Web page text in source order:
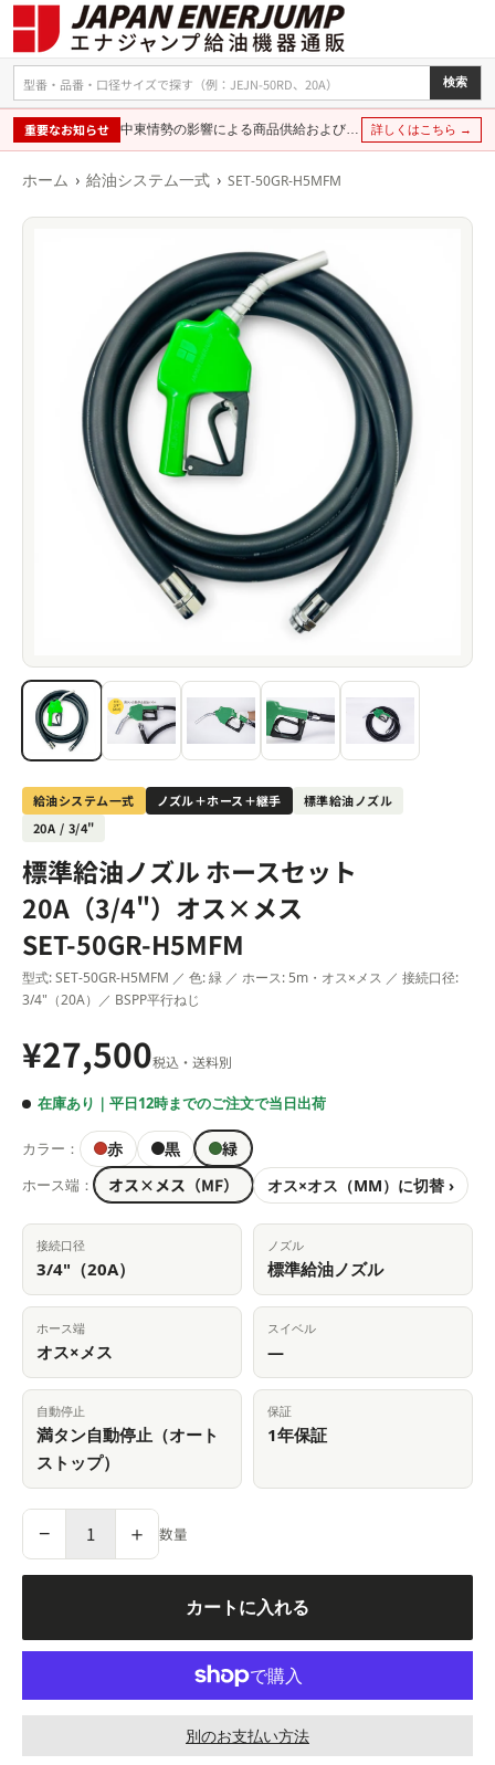
検索
重要なお知らせ 中東情勢の影響による商品供給および価格に関するお知らせ 詳しくはこちら →
ホーム › 給油システム一式 › SET-50GR-H5MFM
給油システム一式 ノズル＋ホース＋継手
標準給油ノズル
20A / 3/4"
標準給油ノズル ホースセット
20A（3/4"）オス×メス
SET-50GR-H5MFM
型式: SET-50GR-H5MFM ／ 色: 緑 ／ ホース: 5m・オス×メス ／ 接続口径:
3/4"（20A）／ BSPP平行ねじ
¥27,500税込・送料別
在庫あり｜平日12時までのご注文で当日出荷
カラー： 赤 黒 緑
ホース端： オス×メス（MF） オス×オス（MM）に切替 ›
接続口径
3/4"（20A）
ノズル
標準給油ノズル
ホース端
オス×メス
スイベル
—
自動停止
満タン自動停止（オート
ストップ）
保証
1年保証
− ＋ 数量
カートに入れる
別のお支払い方法